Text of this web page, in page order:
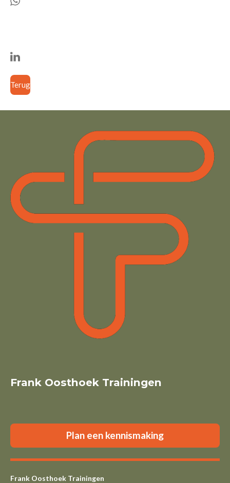
Terug
Frank Oosthoek Trainingen
Plan een kennismaking
Frank Oosthoek Trainingen